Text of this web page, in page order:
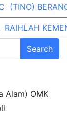
(TINO)
RAIHLAH
Alam) OMK